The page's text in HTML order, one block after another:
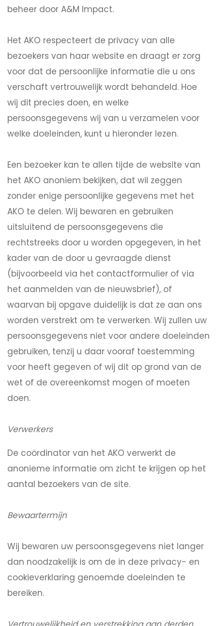
beheer door A&M Impact.
Het AKO respecteert de privacy van alle
bezoekers van haar website en draagt er zorg
voor dat de persoonlijke informatie die u ons
verschaft vertrouwelijk wordt behandeld. Hoe
wij dit precies doen, en welke
persoonsgegevens wij van u verzamelen voor
welke doeleinden, kunt u hieronder lezen.
Een bezoeker kan te allen tijde de website van
het AKO anoniem bekijken, dat wil zeggen
zonder enige persoonlijke gegevens met het
AKO te delen. Wij bewaren en gebruiken
uitsluitend de persoonsgegevens die
rechtstreeks door u worden opgegeven, in het
kader van de door u gevraagde dienst
(bijvoorbeeld via het contactformulier of via
het aanmelden van de nieuwsbrief), of
waarvan bij opgave duidelijk is dat ze aan ons
worden verstrekt om te verwerken. Wij zullen uw
persoonsgegevens niet voor andere doeleinden
gebruiken, tenzij u daar vooraf toestemming
voor heeft gegeven of wij dit op grond van de
wet of de overeenkomst mogen of moeten
doen.
Verwerkers
De coördinator van het AKO verwerkt de
anonieme informatie om zicht te krijgen op het
aantal bezoekers van de site.
Bewaartermijn
Wij bewaren uw persoonsgegevens niet langer
dan noodzakelijk is om de in deze privacy- en
cookieverklaring genoemde doeleinden te
bereiken.